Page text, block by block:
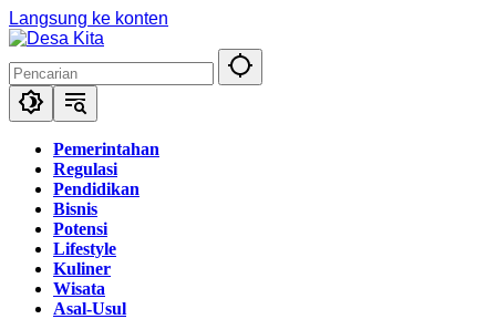
Langsung ke konten
Pemerintahan
Regulasi
Pendidikan
Bisnis
Potensi
Lifestyle
Kuliner
Wisata
Asal-Usul